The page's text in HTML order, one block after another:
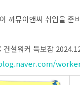
까뮤이앤씨 취업을 준
건설워커 득보잡